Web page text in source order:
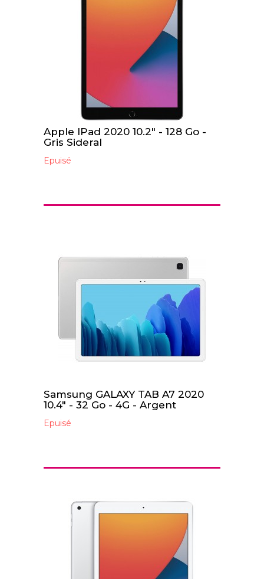
Apple IPad 2020 10.2" - 128 Go -
Gris Sideral
Epuisé
Samsung GALAXY TAB A7 2020
10.4" - 32 Go - 4G - Argent
Epuisé